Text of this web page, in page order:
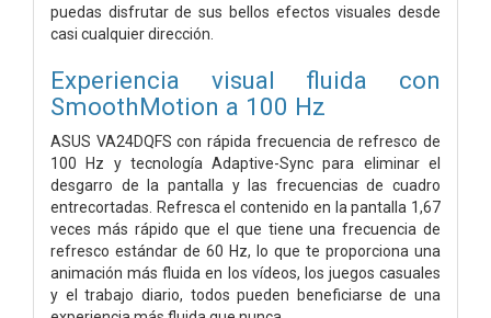
puedas disfrutar de sus bellos efectos visuales desde
casi cualquier dirección.
Experiencia visual fluida con
SmoothMotion a 100 Hz
ASUS VA24DQFS con rápida frecuencia de refresco de
100 Hz y tecnología Adaptive-Sync para eliminar el
desgarro de la pantalla y las frecuencias de cuadro
entrecortadas. Refresca el contenido en la pantalla 1,67
veces más rápido que el que tiene una frecuencia de
refresco estándar de 60 Hz, lo que te proporciona una
animación más fluida en los vídeos, los juegos casuales
y el trabajo diario, todos pueden beneficiarse de una